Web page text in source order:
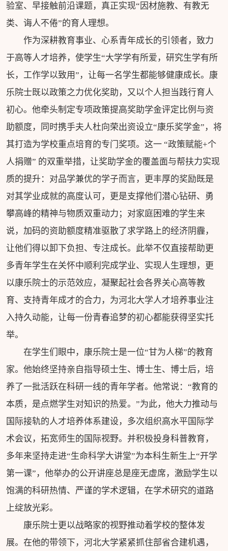
验室、早接触前沿课题，真正实现“因材施教、有教无
类、诲人不倦”的育人理想。
作为深耕教育事业、心系青年成长的引领者，致力
于高等人才培养，使学生“大学学有所爱，研究生学有所
长，工作学以致用”，让每一名学生都能够健康成长。康
乐院士既以政策之力优化奖助，又以个人担当践行育人
初心。他牵头制定专项政策提高奖助学金评定比例与资
助额度，同时携手夫人杜向荣出资设立“康乐奖学金”，将
其打造为学校重点培育的专门奖项。这一 “政策赋能+个
人捐赠” 的双重举措，让奖助学金的覆盖面与帮扶力实现
质的提升：对品学兼优的学子而言，更丰厚的奖励既是
对其学业成就的高度认可，更是支撑他们潜心钻研、勇
攀高峰的精神与物质双重动力；对家庭困难的学生来
说，加码的资助额度精准驱散了求学路上的经济阴霾，
让他们得以卸下负担、专注成长。此举不仅直接帮助更
多青年学生在关怀中顺利完成学业、实现人生理想，更
以康乐院士的示范效应，凝聚起社会各界关心高等教
育、支持青年成才的合力，为河北大学人才培养事业注
入持久动能，让每一份青春追梦的初心都能获得坚实托
举。
在学生们眼中，康乐院士是一位“甘为人梯”的教育
家。他始终坚持亲自指导硕士生、博士生、博士后，培
养了一批活跃在科研一线的青年学者。他常说：“教育的
本质，是点燃学生对知识的热爱。”为此，他大力推动与
国际接轨的人才培养体系建设，多次组织高水平国际学
术会议，拓宽师生的国际视野。并积极投身科普教育，
多年来坚持走进“生命科学大讲堂”为本科生新生上“开学
第一课”，他举办的公开讲座总是座无虚席，激励学生以
饱满的科研热情、严谨的学术逻辑，在学术研究的道路
上绽放光彩。
康乐院士更以战略家的视野推动着学校的整体发
展。在他的带领下，河北大学紧紧抓住部省合建机遇，